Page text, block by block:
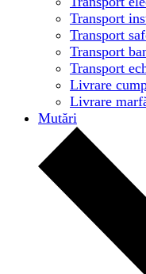
Transport
Transport
Transport
Transport
Livrare
Livrare
Mutări